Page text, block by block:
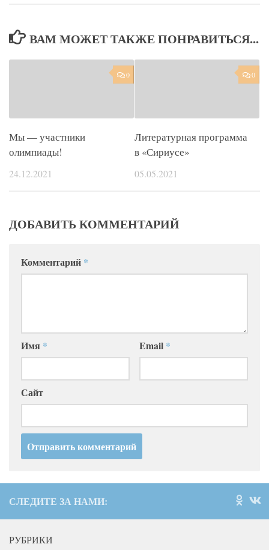
ВАМ МОЖЕТ ТАКЖЕ ПОНРАВИТЬСЯ...
0
Мы — участники
олимпиады!
24.12.2021
0
Литературная программа
в «Сириусе»
05.05.2021
ДОБАВИТЬ КОММЕНТАРИЙ
Комментарий *
Имя * Email *
Сайт
СЛЕДИТЕ ЗА НАМИ:
РУБРИКИ